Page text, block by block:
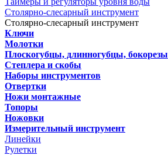
Столярно-слесарный инструмент
Столярно-слесарный инструмент
Ключи
Молотки
Плоскогубцы, длинногубцы, бокорезы
Степлера и скобы
Наборы инструментов
Отвертки
Ножи монтажные
Топоры
Ножовки
Измерительный инструмент
Линейки
Рулетки